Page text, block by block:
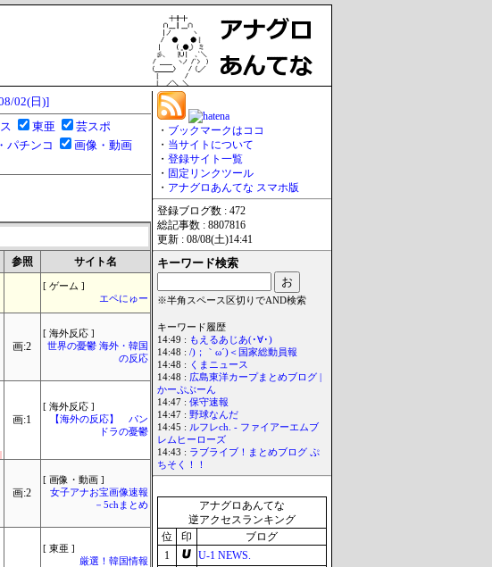
02(日)]
東亜
芸スポ
パチンコ
画像・動画
参照
サイト名
[ ゲーム ]
エペにゅー
画:2
[ 海外反応 ]
世界の憂鬱 海外・韓国
の反応
画:1
[ 海外反応 ]
【海外の反応】 パン
ドラの憂鬱
画:2
[ 画像・動画 ]
女子アナお宝画像速報
－5chまとめ
[ 東亜 ]
厳選！韓国情報
・ ブックマークはココ
・ 当サイトについて
・ 登録サイト一覧
・ 固定リンクツール
・ アナグロあんてな スマホ版
登録ブログ数 : 472
総記事数 : 8807816
更新 : 08/08(土)14:41
キーワード検索
※半角スペース区切りでAND検索
キーワード履歴
14:49 : もえるあじあ(･∀･)
14:48 : /)；｀ω´)＜国家総動員報
14:48 :
くまニュース
14:48 : 広島東洋カープまとめブログ |
かーぷぶーん
14:47 : 保守速報
14:47 : 野球なんだ
14:45 : ルフレch. - ファイアーエムブ
レムヒーローズ
14:43 : ラブライブ！まとめブログ ぷ
ちそく！！
アナグロあんてな
逆アクセスランキング
位
印
ブログ
1
U-1 NEWS.